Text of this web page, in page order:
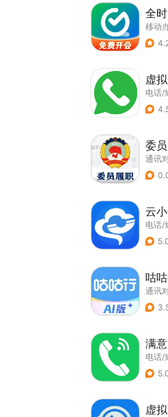
全
移动
虚
电话/
委
通讯
云
电话/
咕
通讯
满
电话/
虚